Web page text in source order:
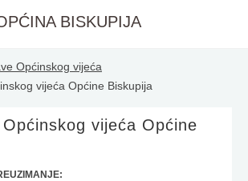
BISKUPIJA
Općinskog vijeća
vijeća Općine Biskupija
vijeća Općine